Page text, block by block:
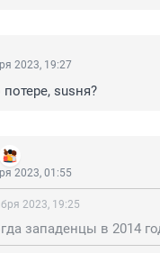
2023, 19:27
susня?
2023, 01:55
2023, 19:25